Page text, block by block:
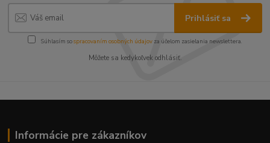
Prihlásiť sa
Súhlasím sospracovaním osobných údajov za účelom zasielania newslettera.
Môžete sa kedykoľvek odhlásiť.
Informácie pre zákazníkov